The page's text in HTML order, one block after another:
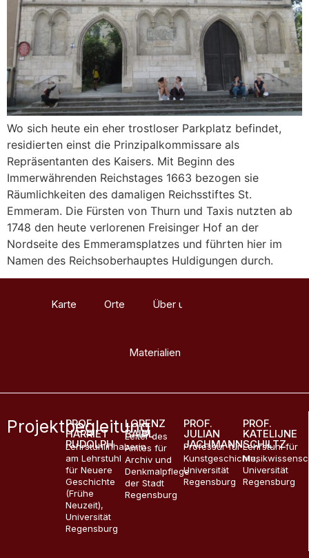
Wo sich heute ein eher trostloser Parkplatz befindet,
residierten einst die Prinzipalkommissare als
Repräsentanten des Kaisers. Mit Beginn des
Immerwährenden Reichstages 1663 bezogen sie
Räumlichkeiten des damaligen Reichsstiftes St.
Emmeram. Die Fürsten von Thurn und Taxis nutzten ab
1748 den heute verlorenen Freisinger Hof an der
Nordseite des Emmeramsplatzes und führten hier im
Namen des Reichsoberhauptes Huldigungen durch.
Karte Orte Über uns
Materialien
Projektbegleitung
PROF.
HARRIET
RUDOLPH
Lehrstuhlinhaberin
am Lehrstuhl
für Neuere
Geschichte
(Frühe
Neuzeit),
Universität
Regensburg
LORENZ
BAIBL
Leiter des
Amtes für
Archiv und
Denkmalpflege
der Stadt
Regensburg
PROF.
JULIAN
JACHMANN
Professur für
Kunstgeschichte,
Universität
Regensburg
PROF.
KATELIJNE
SCHILTZ
Lehrstuhl für
Universität
Regensburg